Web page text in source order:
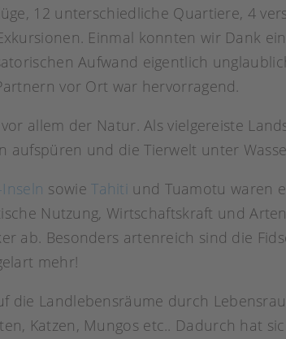
12 unterschiedliche Quartiere, 4
Einmal konnten wir Dank
Aufwand eigentlich
vor Ort war hervorragend.
allem der Natur. Als vielgereiste
und die Tierwelt unter
sowieTahiti und Tuamotu waren
Nutzung, Wirtschaftskraft und
ab. Besonders artenreich sind die
mehr!
die Landlebensräume durch
Katzen, Mungos etc.. Dadurch hat